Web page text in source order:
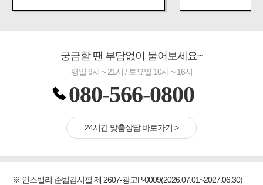
궁금할 땐 부담없이 물어보세요~
평일 9시 ~ 21시 / 토요일 10시 ~ 16시
080-566-0800
24시간 맞춤상담 바로가기 >
※ 인스밸리 준법감시필 제 2607-광고P-0009(2026.07.01~2027.06.30)